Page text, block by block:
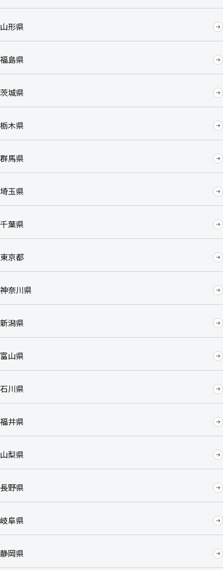
山形県
福島県
茨城県
栃木県
群馬県
埼玉県
千葉県
東京都
神奈川県
新潟県
富山県
石川県
福井県
山梨県
長野県
岐阜県
静岡県